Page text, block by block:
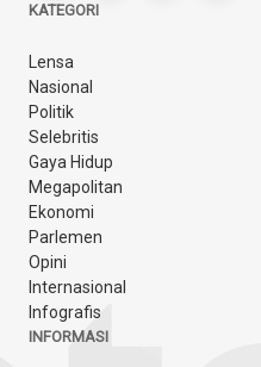
KATEGORI
Lensa
Nasional
Politik
Selebritis
Gaya Hidup
Megapolitan
Ekonomi
Parlemen
Opini
Internasional
Infografis
INFORMASI